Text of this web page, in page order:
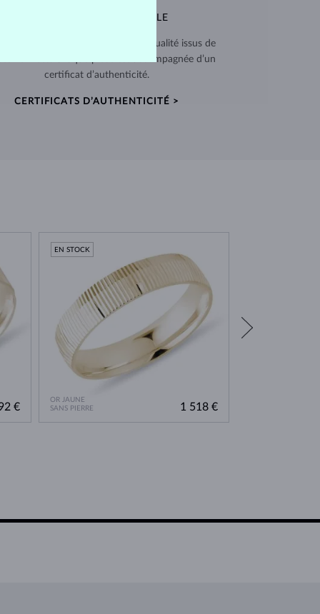
QUALITÉ EXCEPTIONNELLE
utilisons des matériaux de haute qualité issus de
vérifiées. Chaque pièce est accompagnée d’un
certificat d’authenticité.
CERTIFICATS D’AUTHENTICITÉ >
€
OR JAUNE
SANS PIERRE
EN STOCK
1 518 €